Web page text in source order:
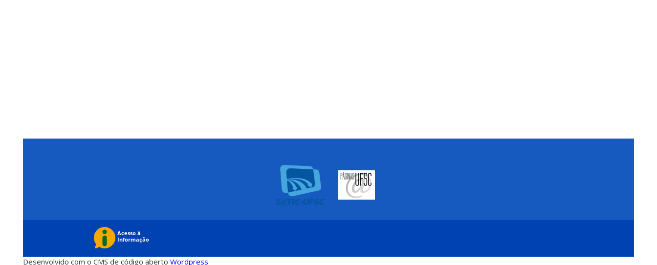
Desenvolvido com o CMS de código aberto Wordpress